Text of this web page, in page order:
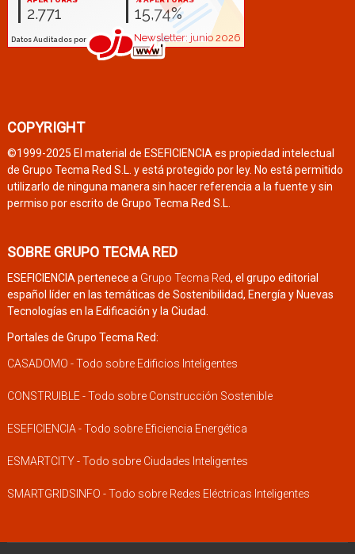
COPYRIGHT
©1999-2025 El material de ESEFICIENCIA es propiedad intelectual
de Grupo Tecma Red S.L. y está protegido por ley. No está permitido
utilizarlo de ninguna manera sin hacer referencia a la fuente y sin
permiso por escrito de Grupo Tecma Red S.L.
SOBRE GRUPO TECMA RED
ESEFICIENCIA pertenece a Grupo Tecma Red, el grupo editorial
español líder en las temáticas de Sostenibilidad, Energía y Nuevas
Tecnologías en la Edificación y la Ciudad.
Portales de Grupo Tecma Red:
CASADOMO - Todo sobre Edificios Inteligentes
CONSTRUIBLE - Todo sobre Construcción Sostenible
ESEFICIENCIA - Todo sobre Eficiencia Energética
ESMARTCITY - Todo sobre Ciudades Inteligentes
SMARTGRIDSINFO - Todo sobre Redes Eléctricas Inteligentes